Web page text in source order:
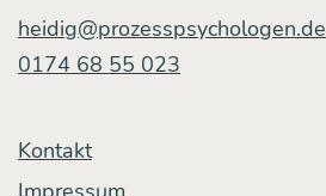
ins­
heidig@prozesspsychologen.de
0174 68 55 023
Kontakt